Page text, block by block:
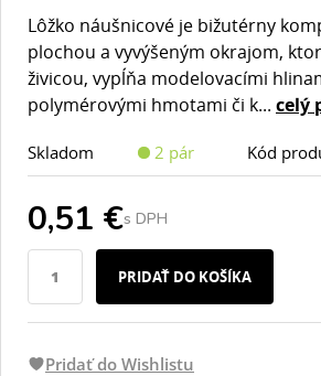
Lôžko náušnicové je bižutérny
plochou a vyvýšeným okrajom,
živicou, vypĺňa modelovacími
polymérovými hmotami či k... celý
Skladom 2 pár Kód
0,51 €s DPH
PRIDAŤ DO KOŠÍKA
Pridať do Wishlistu